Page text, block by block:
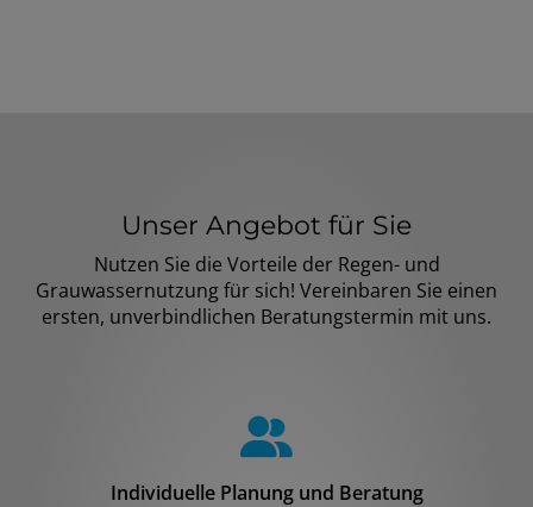
Unser Angebot für Sie
Nutzen Sie die Vorteile der Regen- und
Grauwassernutzung für sich! Vereinbaren Sie einen
ersten, unverbindlichen Beratungstermin mit uns.
Individuelle Planung und Beratung